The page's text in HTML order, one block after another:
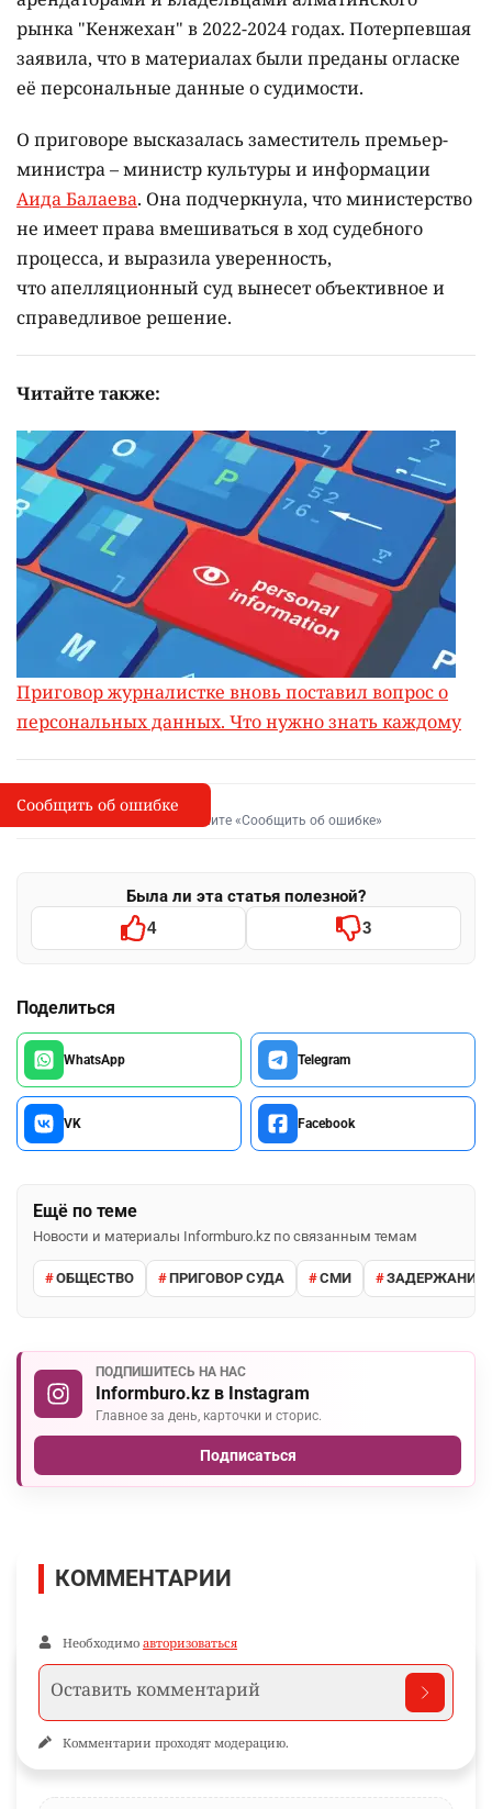
рынка "Кенжехан" в 2022-2024 годах. Потерпевшая
заявила, что в материалах были преданы огласке
её персональные данные о судимости.
О приговоре высказалась заместитель премьер-
министра – министр культуры и информации
Аида Балаева. Она подчеркнула, что министерство
не имеет права вмешиваться в ход судебного
процесса, и выразила уверенность,
что апелляционный суд вынесет объективное и
справедливое решение.
Читайте также:
Приговор журналистке вновь поставил вопрос о
персональных данных. Что нужно знать каждому
I
Сообщить об опечатке
Выделите фрагмент и нажмите «Сообщить об ошибке»
Была ли эта статья полезной?
4 3
Поделиться
WhatsApp Telegram
VK Facebook
Ещё по теме
Новости и материалы Informburo.kz по связанным темам
ОБЩЕСТВО ПРИГОВОР СУДА СМИ ЗАДЕРЖАНИЕ
ПОДПИШИТЕСЬ НА НАС
Informburo.kz в Instagram
Главное за день, карточки и сторис.
Подписаться
Сообщить об ошибке
КОММЕНТАРИИ
Необходимо авторизоваться
Комментарии проходят модерацию.